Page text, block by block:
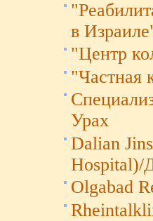
в
"Центр
"Частная
Урах
Dalian
Hospital)/
Olgabad